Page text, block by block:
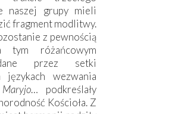
naszej grupy mieli
fragment modlitwy.
z pewnością
tym różańcowym
przez setki
wezwania
… podkreślały
Kościoła. Z